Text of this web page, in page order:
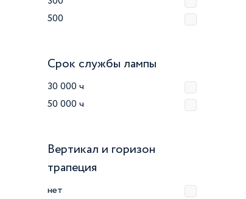
500
Срок службы лампы
30 000 ч
50 000 ч
Вертикал и горизон
трапеция
нет